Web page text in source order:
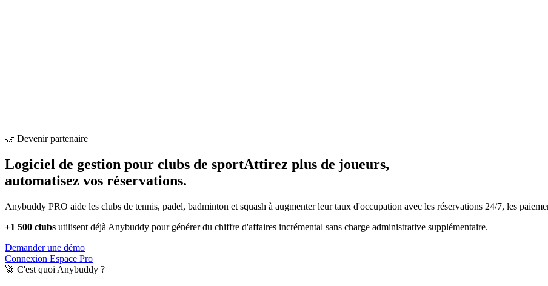
🤝 Devenir partenaire
Logiciel de gestion pour clubs de sportAttirez plus de joueurs,
automatisez vos réservations.
Anybuddy PRO aide les clubs de tennis, padel, badminton et squash à augmenter leur taux d'occupation avec les réservations 24/7, les
+1 500 clubs utilisent déjà Anybuddy pour générer du chiffre d'affaires incrémental sans charge administrative supplémentaire.
Demander une démo
Connexion Espace Pro
🚀 C'est quoi Anybuddy ?